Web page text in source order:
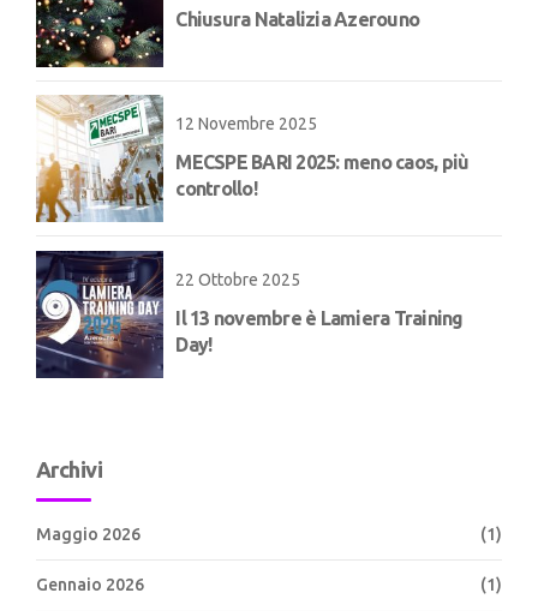
Chiusura Natalizia Azerouno
12 Novembre 2025
MECSPE BARI 2025: meno caos, più
controllo!
22 Ottobre 2025
Il 13 novembre è Lamiera Training
Day!
Archivi
Maggio 2026 (1)
Gennaio 2026 (1)